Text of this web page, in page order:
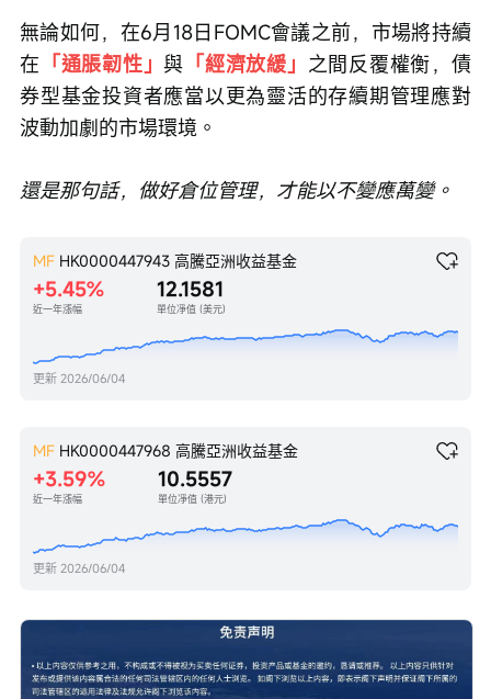
無論如何，在6月18日FOMC會議之前，市場將持續
在 「通脹韌性」與 「經濟放緩」 之間反覆權衡，債
券型基金投資者應當以更為靈活的存續期管理應對
波動加劇的市場環境。
還是那句話，做好倉位管理，才能以不變應萬變。
MF HK0000447943 高騰亞洲收益基金
+5.45%
近一年漲幅
12.1581
單位凈值 (美元)
更新 2026/06/04
MF HK0000447968 高騰亞洲收益基金
+3.59%
近一年漲幅
10.5557
單位凈值 (港元)
更新 2026/06/04